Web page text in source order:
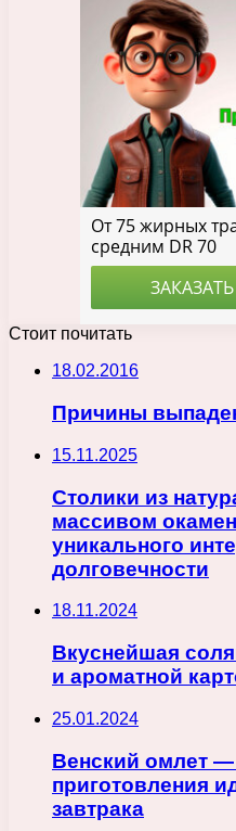
Стоит почитать
18.02.2016
Причины
15.11.2025
Столики из
массивом
уникального
долговечности
18.11.2024
Вкуснейшая
и ароматной
25.01.2024
Венский омлет —
приготовления
завтрака